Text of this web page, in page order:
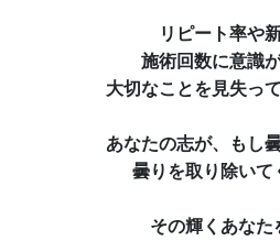
リピート率や
施術回数に意識
大切なことを見失っ
あなたの志が、もし
曇りを取り除いて
その輝くあなた